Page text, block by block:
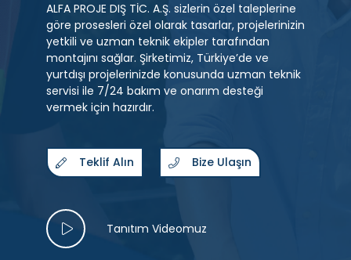
ALFA PROJE DIŞ TİC. A.Ş. sizlerin özel taleplerine
göre prosesleri özel olarak tasarlar, projelerinizin
yetkili ve uzman teknik ekipler tarafından
montajını sağlar. Şirketimiz, Türkiye’de ve
yurtdışı projelerinizde konusunda uzman teknik
servisi ile 7/24 bakım ve onarım desteği
vermek için hazırdır.
Teklif Alın Bize Ulaşın
Tanıtım Videomuz